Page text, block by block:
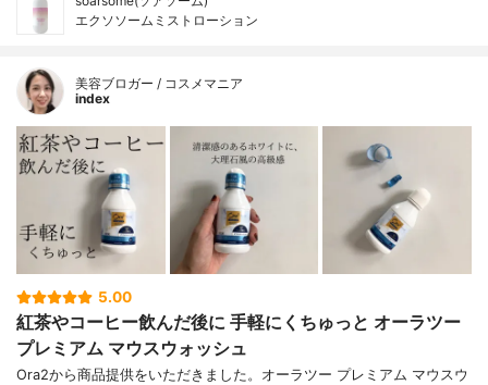
エクソソームミストローション
美容ブロガー / コスメマニア
index
5.00
紅茶やコーヒー飲んだ後に 手軽にくちゅっと オーラツー
プレミアム マウスウォッシュ
Ora2から商品提供をいただきました。オーラツー プレミアム マウスウ